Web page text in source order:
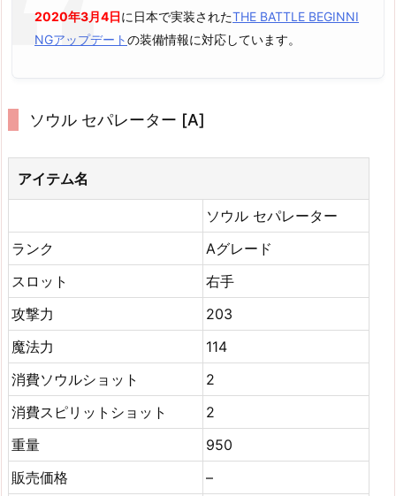
2020年3月4日に日本で実装されたTHE BATTLE BEGINNI
NGアップデートの装備情報に対応しています。
ソウル セパレーター [A]
アイテム名
ソウル セパレーター
ランク
Aグレード
スロット
右手
攻撃力
203
魔法力
114
消費ソウルショット
2
消費スピリットショット
2
重量
950
販売価格
–